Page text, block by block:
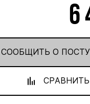
6
CООБЩИТЬ О
СРАВНИТЬ